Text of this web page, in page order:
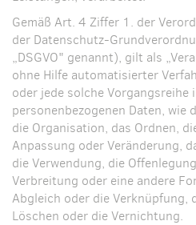
Gemäß Art. 4 Ziffer 1. der
der Datenschutz-
„DSGVO" genannt), gilt als
ohne Hilfe automatisierter
oder jede solche Vorgangsreihe
personenbezogenen Daten, wie
die Organisation, das Ordnen,
Anpassung oder Veränderung,
die Verwendung, die
Verbreitung oder eine andere
Abgleich oder die Verknüpfung,
Löschen oder die Vernichtung.